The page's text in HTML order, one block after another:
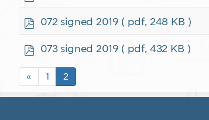
p
072 signed 2019 ( pdf, 248 KB )
p
f
073 signed 2019 ( pdf, 432 KB )
« 1 2